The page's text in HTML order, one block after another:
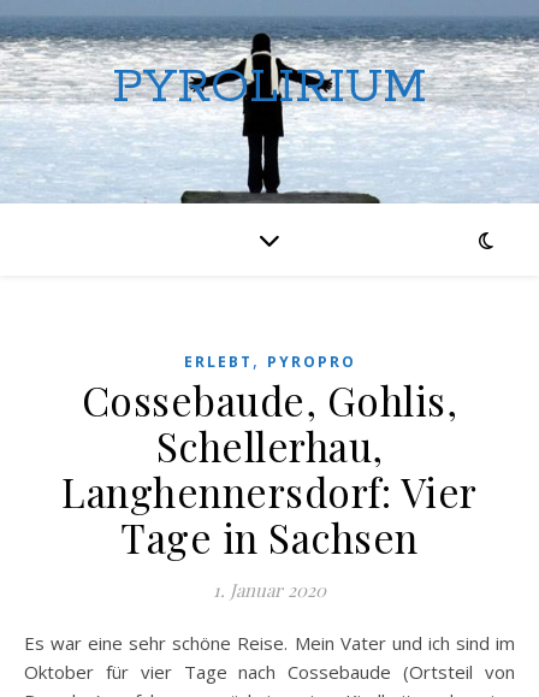
PYROLIRIUM
ERLEBT , PYROPRO
Cossebaude, Gohlis,
Schellerhau,
Langhennersdorf: Vier
Tage in Sachsen
1. Januar 2020
Es war eine sehr schöne Reise. Mein Vater und ich sind im
Oktober für vier Tage nach Cossebaude (Ortsteil von